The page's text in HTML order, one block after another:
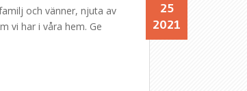
25
2021
och vänner, njuta av
vi har i våra hem. Ge